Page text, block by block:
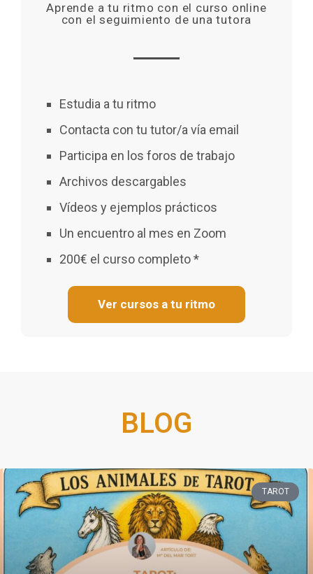
Aprende a tu ritmo con el curso online
con el seguimiento de una tutora
Estudia a tu ritmo
Contacta con tu tutor/a vía email
Participa en los foros de trabajo
Archivos descargables
Vídeos y ejemplos prácticos
Un encuentro al mes en Zoom
200€ el curso completo *
Ver cursos a tu ritmo
BLOG
TAROT